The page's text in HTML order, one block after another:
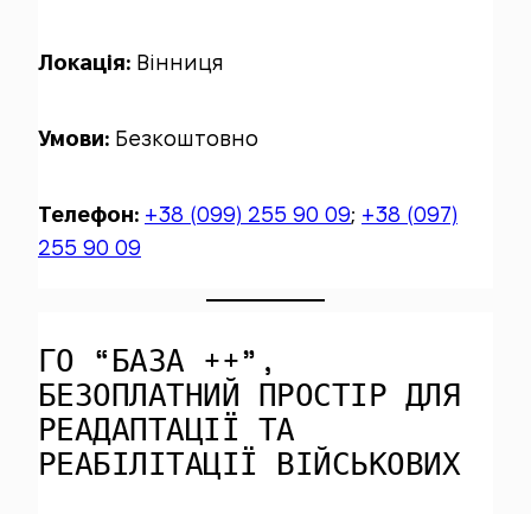
Локація: Вінниця
Умови: Безкоштовно
Телефон: +38 (099) 255 90 09; +38 (097)
255 90 09
ГО “БАЗА ++”,
БЕЗОПЛАТНИЙ ПРОСТІР ДЛЯ
РЕАДАПТАЦІЇ ТА
РЕАБІЛІТАЦІЇ ВІЙСЬКОВИХ